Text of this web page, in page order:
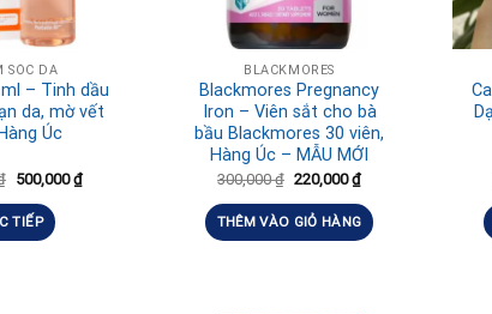
SÓC DA
– Tinh dầu
da, mờ vết
Úc
500,000₫
TIẾP
BLACKMORES
Blackmores Pregnancy
Iron – Viên sắt cho bà
bầu Blackmores 30 viên,
Hàng Úc – MẪU MỚI
300,000₫ 220,000₫
THÊM VÀO GIỎ HÀNG